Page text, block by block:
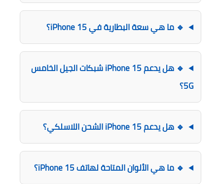
🔹 ما هي سعة البطارية في iPhone 15؟
🔹 هل يدعم iPhone 15 شبكات الجيل الخامس
5G؟
🔹 هل يدعم iPhone 15 الشحن اللاسلكي؟
🔹 ما هي الألوان المتاحة لهاتف iPhone 15؟